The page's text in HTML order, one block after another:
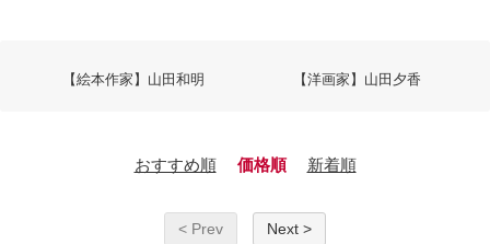
【絵本作家】山田和明 【洋画家】山田夕香
おすすめ順 価格順 新着順
< Prev Next >